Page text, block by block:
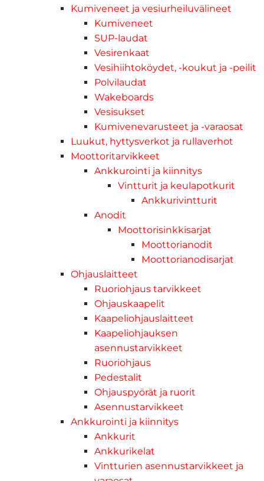
Kumiveneet ja vesiurheiluvälineet
Kumiveneet
SUP-laudat
Vesirenkaat
Vesihiihtoköydet, -koukut ja -peilit
Polvilaudat
Wakeboards
Vesisukset
Kumivenevarusteet ja -varaosat
Luukut, hyttysverkot ja rullaverhot
Moottoritarvikkeet
Ankkurointi ja kiinnitys
Vintturit ja keulapotkurit
Ankkurivintturit
Anodit
Moottorisinkkisarjat
Moottorianodit
Moottorianodisarjat
Ohjauslaitteet
Ruoriohjaus tarvikkeet
Ohjauskaapelit
Kaapeliohjauslaitteet
Kaapeliohjauksen
asennustarvikkeet
Ruoriohjaus
Pedestalit
Ohjauspyörät ja ruorit
Asennustarvikkeet
Ankkurointi ja kiinnitys
Ankkurit
Ankkurikelat
Vintturien asennustarvikkeet ja